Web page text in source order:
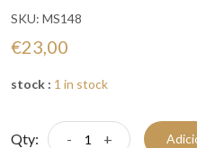
SKU: MS148
€23,00
stock : 1 in stock
Qty: - +